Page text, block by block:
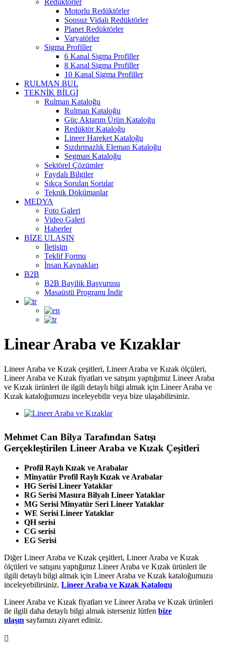
Redüktörler
Motorlu Redüktörler
Sonsuz Vidalı Redüktörler
Planet Redüktörler
Varyatörler
Sigma Profiller
6 Kanal Sigma Profiller
8 Kanal Sigma Profiller
10 Kanal Sigma Profiller
RULMAN BUL
TEKNİK BİLGİ
Rulman Kataloğu
Rulman Kataloğu
Güç Aktarım Ürün Kataloğu
Redüktör Kataloğu
Lineer Hareket Kataloğu
Sızdırmazlık Eleman Kataloğu
Segman Kataloğu
Sektörel Çözümler
Faydalı Bilgiler
Sıkça Sorulan Sorular
Teknik Dökümanlar
MEDYA
Foto Galeri
Video Galeri
Haberler
BİZE ULAŞIN
İletişim
Teklif Formu
İnsan Kaynakları
B2B
B2B Bayilik Başvurusu
Masaüstü Programı İndir
Linear Araba ve Kızaklar
Lineer Araba ve Kızak çeşitleri, Lineer Araba ve Kızak ölçüleri,
Lineer Araba ve Kızak fiyatları ve satışını yaptığımız Lineer Araba
ve Kızak ürünleri ile ilgili detaylı bilgi almak için Lineer Araba ve
Kızak kataloğumuzu inceleyebilir veya bize ulaşabilirsiniz.
Mehmet Can Bilya Tarafından Satışı
Gerçekleştirilen Lineer Araba ve Kızak Çeşitleri
Profil Raylı Kızak ve Arabalar
Minyatür Profil Raylı Kızak ve Arabalar
HG Serisi Lineer Yataklar
RG Serisi Masura Bilyalı Lineer Yataklar
MG Serisi Minyatür Seri Lineer Yataklar
WE Serisi Lineer Yataklar
QH serisi
CG serisi
EG Serisi
Diğer Lineer Araba ve Kızak çeşitleri, Lineer Araba ve Kızak
ölçüleri ve satışını yaptığımız Lineer Araba ve Kızak ürünleri ile
ilgili detaylı bilgi almak için Lineer Araba ve Kızak kataloğumuzu
inceleyebilirsiniz. Lineer Araba ve Kızak Katalogu
Lineer Araba ve Kızak fiyatları ve Lineer Araba ve Kızak ürünleri
ile ilgili daha detaylı bilgi almak isterseniz lütfen bize
ulaşın sayfamızı ziyaret ediniz.